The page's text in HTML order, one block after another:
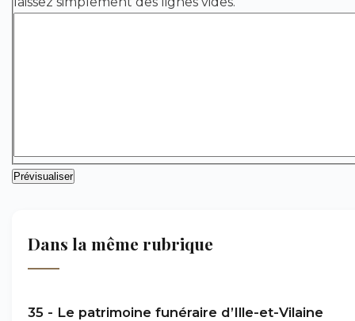
Dans la même rubrique
35 - Le patrimoine funéraire d’Ille-et-Vilaine